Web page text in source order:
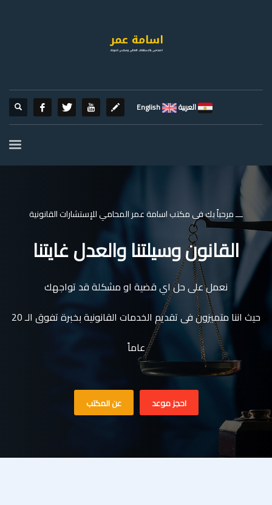
العربية English
ـــ مرحباً بك فى مكتب اسامة عمر المحامي للإستشارات القانونية
القانون وسيلتنا والعدل غايتنا
نعمل على حل اي قضية او مشكلة قد تواجهك
حيث اننا متميزون فى تقديم الخدمات القانونية بخبرة تفوق الـ 20
عاماً
احجز موعد عن المكتب